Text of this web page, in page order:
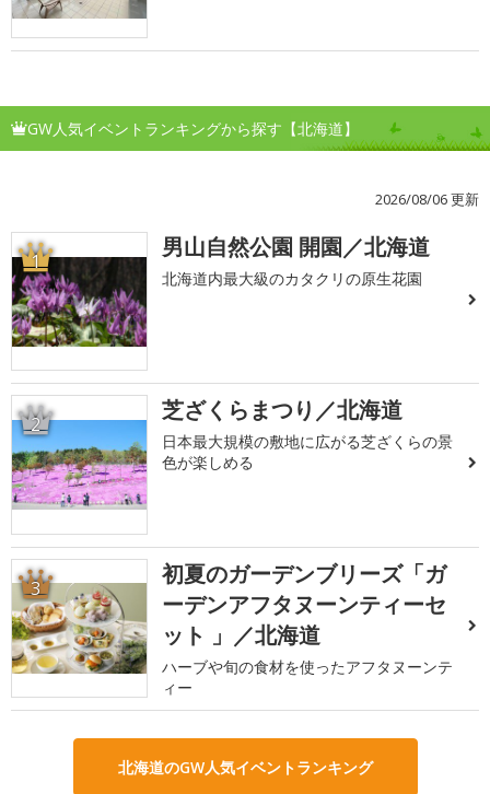
GW人気イベントランキングから探す【北海道】
2026/08/06 更新
1 男山自然公園 開園／北海道
北海道内最大級のカタクリの原生花園
2 芝ざくらまつり／北海道
日本最大規模の敷地に広がる芝ざくらの景
色が楽しめる
3
初夏のガーデンブリーズ「ガ
ーデンアフタヌーンティーセ
ット 」／北海道
ハーブや旬の食材を使ったアフタヌーンテ
ィー
北海道のGW人気イベントランキング